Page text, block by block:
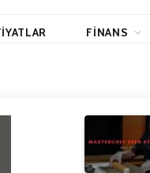
FINANS